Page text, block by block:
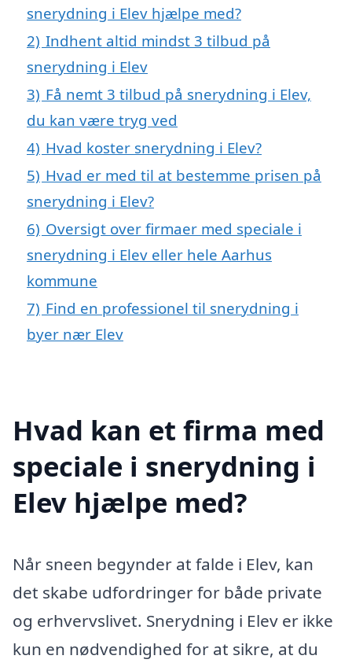
snerydning i Elev hjælpe med?
2) Indhent altid mindst 3 tilbud på
snerydning i Elev
3) Få nemt 3 tilbud på snerydning i Elev,
du kan være tryg ved
4) Hvad koster snerydning i Elev?
5) Hvad er med til at bestemme prisen på
snerydning i Elev?
6) Oversigt over firmaer med speciale i
snerydning i Elev eller hele Aarhus
kommune
7) Find en professionel til snerydning i
byer nær Elev
Hvad kan et firma med
speciale i snerydning i
Elev hjælpe med?
Når sneen begynder at falde i Elev, kan
det skabe udfordringer for både private
og erhvervslivet. Snerydning i Elev er ikke
kun en nødvendighed for at sikre, at du